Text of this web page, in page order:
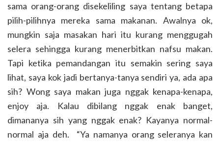
sama orang-orang disekeliling saya tentang betapa
pilih-pilihnya mereka sama makanan. Awalnya ok,
mungkin saja masakan hari itu kurang menggugah
selera sehingga kurang menerbitkan nafsu makan.
Tapi ketika pemandangan itu semakin sering saya
lihat, saya kok jadi bertanya-tanya sendiri ya, ada apa
sih? Wong saya makan juga nggak kenapa-kenapa,
enjoy aja. Kalau dibilang nggak enak banget,
dimananya sih yang nggak enak? Kayanya normal-
normal aja deh. “Ya namanya orang seleranya kan